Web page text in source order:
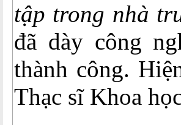
tập trong nhà
đã dày công
thành công.
Thạc sĩ Khoa